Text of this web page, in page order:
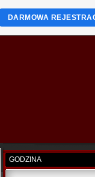
GODZINA
DARMOWA